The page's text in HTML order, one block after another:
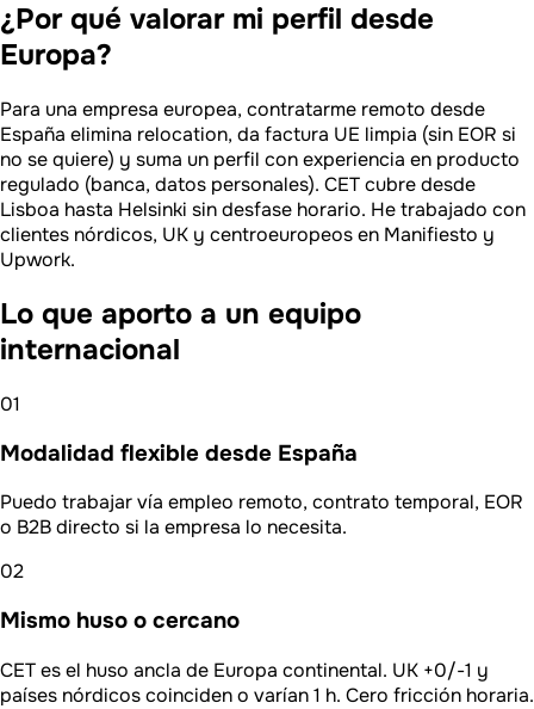
¿Por qué valorar mi perfil desde
Europa?
Para una empresa europea, contratarme remoto desde
España elimina relocation, da factura UE limpia (sin EOR si
no se quiere) y suma un perfil con experiencia en producto
regulado (banca, datos personales). CET cubre desde
Lisboa hasta Helsinki sin desfase horario. He trabajado con
clientes nórdicos, UK y centroeuropeos en Manifiesto y
Upwork.
Lo que aporto a un equipo
internacional
01
Modalidad flexible desde España
Puedo trabajar vía empleo remoto, contrato temporal, EOR
o B2B directo si la empresa lo necesita.
02
Mismo huso o cercano
CET es el huso ancla de Europa continental. UK +0/-1 y
países nórdicos coinciden o varían 1 h. Cero fricción horaria.